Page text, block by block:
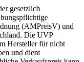
gesetzlich
(AMPreisV) und
Die UVP
Hersteller für nicht
und dient